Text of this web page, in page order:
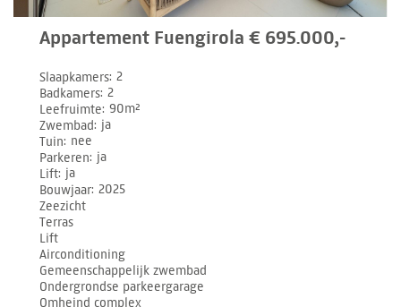
Appartement Fuengirola € 695.000,-
Slaapkamers 2
Badkamers 2
Leefruimte 90m²
Zwembad ja
Tuin nee
Parkeren ja
Lift ja
Bouwjaar 2025
Zeezicht
Terras
Lift
Airconditioning
Gemeenschappelijk zwembad
Ondergrondse parkeergarage
Omheind complex